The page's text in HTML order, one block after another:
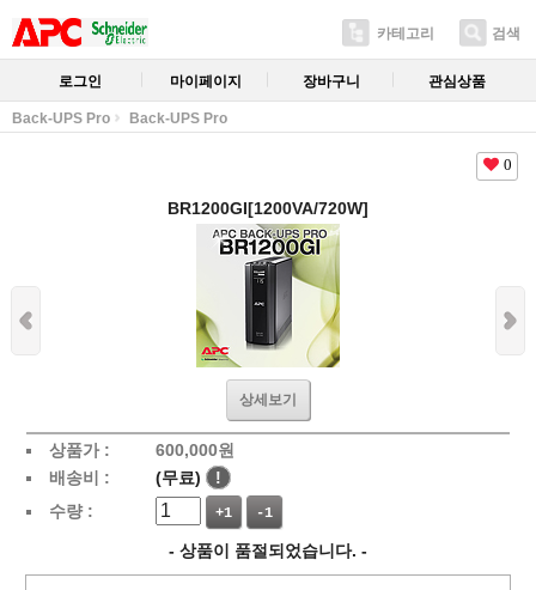
카테고리 검색
로그인 마이페이지 장바구니 관심상품
Back-UPS Pro Back-UPS Pro
0
BR1200GI[1200VA/720W]
상세보기
상품가 : 600,000원
배송비 :
(무료)
!
수량 :
+1 -1
- 상품이 품절되었습니다. -